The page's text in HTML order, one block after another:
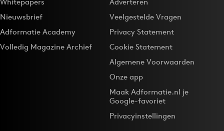
Nieuwsbrief
Adformatie Academy
Volledig Magazine Archief
Veelgestelde Vragen
Privacy Statement
Cookie Statement
Algemene Voorwaarden
Onze app
Maak Adformatie.nl je
Google-favoriet
Privacyinstellingen